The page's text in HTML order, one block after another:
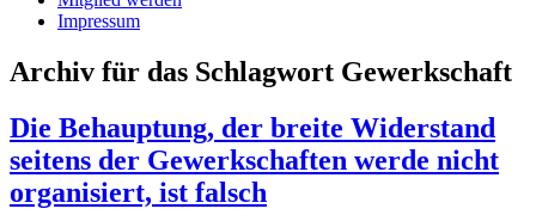
Impressum
Archiv für das Schlagwort Gewerkschaft
Die Behauptung, der breite Widerstand
seitens der Gewerkschaften werde nicht
organisiert, ist falsch